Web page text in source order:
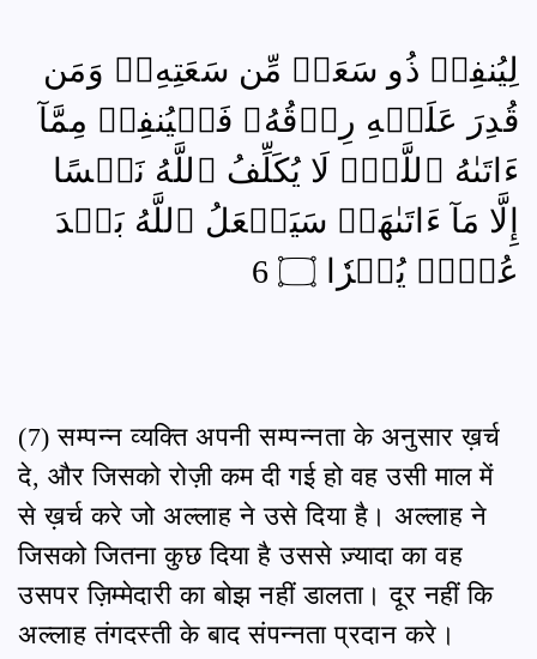
لِيُنفِقۡ ذُو سَعَةٖ مِّن سَعَتِهِۦۖ وَمَن
قُدِرَ عَلَيۡهِ رِزۡقُهُۥ فَلۡيُنفِقۡ مِمَّآ
ءَاتَىٰهُ ٱللَّهُۚ لَا يُكَلِّفُ ٱللَّهُ نَفۡسًا
إِلَّا مَآ ءَاتَىٰهَاۚ سَيَجۡعَلُ ٱللَّهُ بَعۡدَ
عُسۡرٖ يُسۡرٗا ۝ 6
(7) सम्पन्न व्यक्ति अपनी सम्पन्नता के अनुसार ख़र्च
दे, और जिसको रोज़ी कम दी गई हो वह उसी माल में
से ख़र्च करे जो अल्लाह ने उसे दिया है। अल्लाह ने
जिसको जितना कुछ दिया है उससे ज़्यादा का वह
उसपर ज़िम्मेदारी का बोझ नहीं डालता। दूर नहीं कि
अल्लाह तंगदस्ती के बाद संपन्नता प्रदान करे।